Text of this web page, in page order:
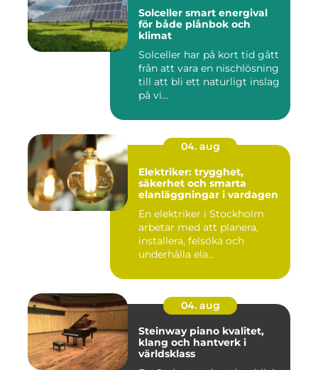
Solceller smart energival
för både plånbok och
klimat
Solceller har på kort tid gått
från att vara en nischlösning
till att bli ett naturligt inslag
på vi...
04. aug
Elektriker: trygghet,
säkerhet och smarta
elanläggningar i vardagen
En elektriker i Stockholm
arbetar med att planera,
installera, felsöka och
underhålla ela...
04. aug
Steinway piano kvalitet,
klang och hantverk i
världsklass